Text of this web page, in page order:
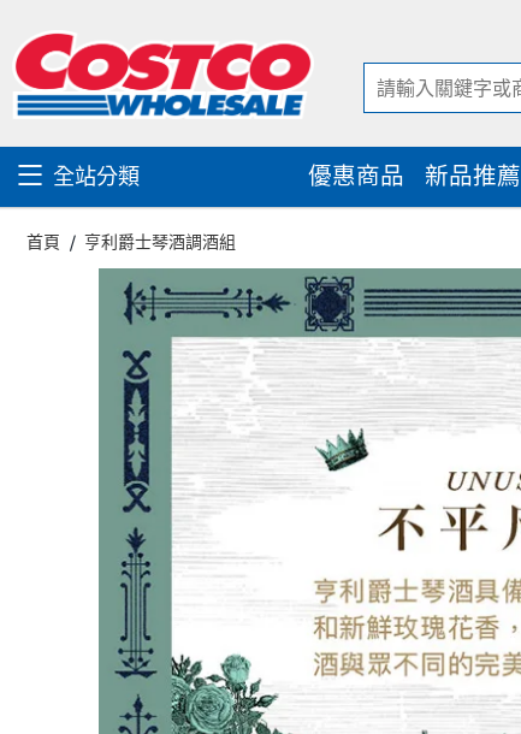
內
容
導
覽
全站分類 優惠商品 新品推薦
首頁 亨利爵士琴酒調酒組